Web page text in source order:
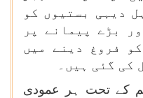
دیہی بستیوں کو
بڑے پیمانے پر
فروغ دینے میں
کی گئی ہیں۔
کے تحت ہر عمودی